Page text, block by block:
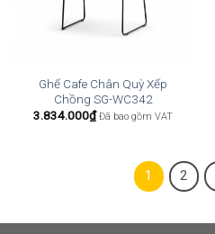
Ghế Cafe Chân Quỳ Xếp
Chồng SG-WC342
3.834.000₫ Đã bao gồm VAT
1 2